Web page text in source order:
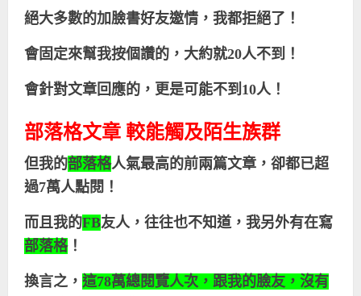
絕大多數的加臉書好友邀情，我都拒絕了！
會固定來幫我按個讚的，大約就20人不到！
會針對文章回應的，更是可能不到 10人！
部落格文章 較能觸及陌生族群
但我的部落格人氣最高的前兩篇文章，卻都已超
過7萬人點閱！
而且我的FB友人，往往也不知道，我另外有在寫
部落格！
換言之， 這78萬總閱覽人次，跟我的臉友，沒有